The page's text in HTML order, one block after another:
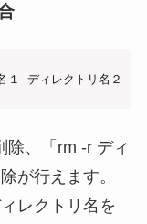
ディレクトリ名２ ・
、
「rm -r ディ
が行えます。
レクトリ名を